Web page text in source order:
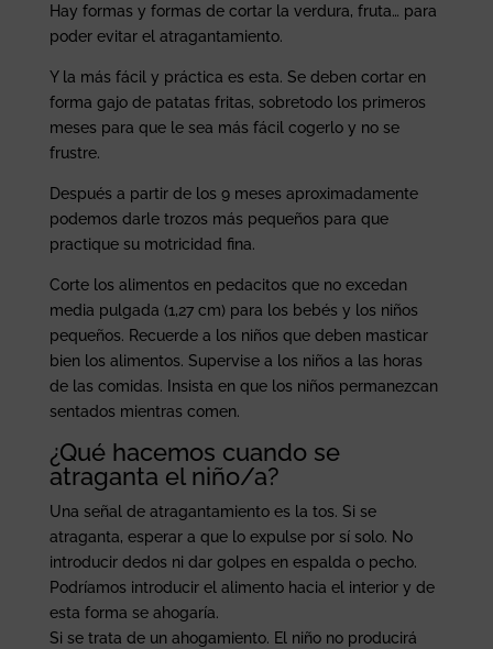
Hay formas y formas de cortar la verdura, fruta… para
poder evitar el atragantamiento.
Y la más fácil y práctica es esta. Se deben cortar en
forma gajo de patatas fritas, sobretodo los primeros
meses para que le sea más fácil cogerlo y no se
frustre.
Después a partir de los 9 meses aproximadamente
podemos darle trozos más pequeños para que
practique su motricidad fina.
Corte los alimentos en pedacitos que no excedan
media pulgada (1,27 cm) para los bebés y los niños
pequeños. Recuerde a los niños que deben masticar
bien los alimentos. Supervise a los niños a las horas
de las comidas. Insista en que los niños permanezcan
sentados mientras comen.
¿Qué hacemos cuando se
atraganta el niño/a?
Una señal de atragantamiento es la tos. Si se
atraganta, esperar a que lo expulse por sí solo. No
introducir dedos ni dar golpes en espalda o pecho.
Podrí­amos introducir el alimento hacia el interior y de
esta forma se ahogaría.
Si se trata de un ahogamiento. El niño no producirá